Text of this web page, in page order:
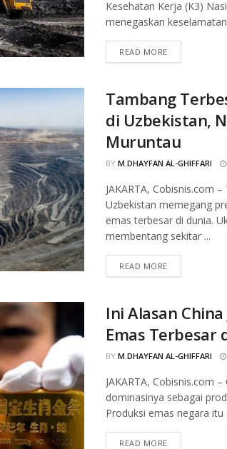
Kesehatan Kerja (K3)
menegaskan keselamatan
READ MORE
Tambang
di Uzbekistan,
Muruntau
BY M.DHAYFAN AL-GHIFFARI
JAKARTA, Cobisnis.com
Uzbekistan memegang
emas terbesar di dunia.
membentang sekitar ...
READ MORE
Ini Alasan
Emas Terbesar
BY M.DHAYFAN AL-GHIFFARI
JAKARTA, Cobisnis.com
dominasinya sebagai
Produksi emas negara itu
READ MORE